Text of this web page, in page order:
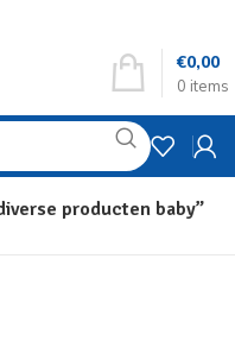
0 items
€0,00
producten baby”